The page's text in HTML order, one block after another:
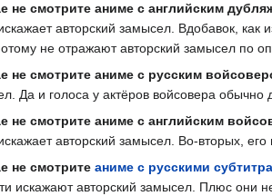
не смотрите аниме с английским
авторский замысел. Вдобавок, как
не отражают авторский замысел по
не смотрите аниме с русским
Да и голоса у актёров войсовера обычно
не смотрите аниме с английским
авторский замысел. Во-вторых,
не смотрите аниме с русскими
искажают авторский замысел. Плюс они